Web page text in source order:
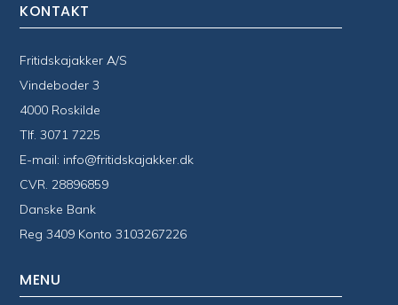
KONTAKT
Fritidskajakker A/S
Vindeboder 3
4000 Roskilde
Tlf.3071 7225
E-mail: info@fritidskajakker.dk
CVR. 28896859
Danske Bank
Reg 3409 Konto 3103267226
MENU